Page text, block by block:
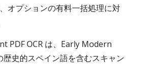
オプションの有料一括処理に対
PDF OCR は、Early Modern
史的スペイン語を含むスキャン